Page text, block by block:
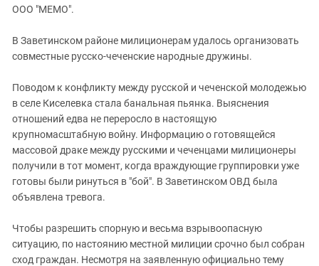
ИНАКОМЫСЛИЕ В ЧЕЧНЕ
ПРЕСЛЕДОВАНИЕ АКТИВИСТОВ
Дагестан
Кабардино-Балкария
Карачаево-Черкесия
Краснодарский край
Нагорный Карабах
Российская Федерация
Ростовская область
СКФО
Ставропольский край
ООО "МЕМО".
В Заветинском районе милиционерам удалось организовать
совместные русско-чеченские народные дружины.
Поводом к конфликту между русской и чеченской молодежью
в селе Киселевка стала банальная пьянка. Выяснения
отношений едва не переросло в настоящую
крупномасштабную войну. Информацию о готовящейся
массовой драке между русскими и чеченцами милиционеры
получили в тот момент, когда враждующие группировки уже
готовы были ринуться в "бой". В Заветинском ОВД была
объявлена тревога.
Чтобы разрешить спорную и весьма взрывоопасную
ситуацию, по настоянию местной милиции срочно был собран
сход граждан. Несмотря на заявленную официально тему